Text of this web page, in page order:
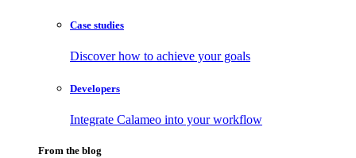
Case studies
Discover how to achieve your goals
Developers
Integrate Calameo into your workflow
From the blog